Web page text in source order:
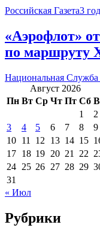
Российская Газета3
«Аэрофлот»
по маршруту
Национальная Служба
Август 2026
Пн Вт Ср Чт Пт Сб
1
2
3
4 5 6 7 8
9
10 11 12 13 14 15
17 18 19 20 21 22
24 25 26 27 28 29
31
« Июл
Рубрики